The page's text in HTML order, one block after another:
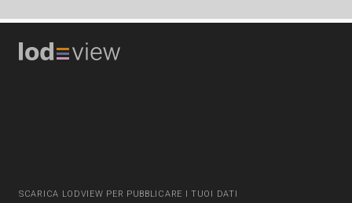
SCARICA LODVIEW PER PUBBLICARE I TUOI DATI